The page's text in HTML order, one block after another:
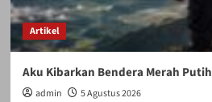
Artikel
Aku Kibarkan Bendera Merah Putih
admin 5 Agustus 2026